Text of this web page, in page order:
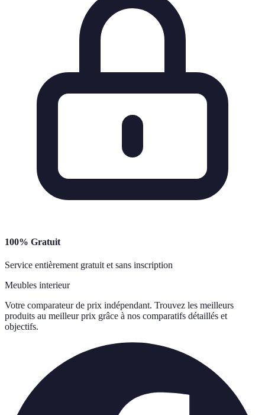
100% Gratuit
Service entièrement gratuit et sans inscription
Meubles interieur
Votre comparateur de prix indépendant. Trouvez les meilleurs
produits au meilleur prix grâce à nos comparatifs détaillés et
objectifs.